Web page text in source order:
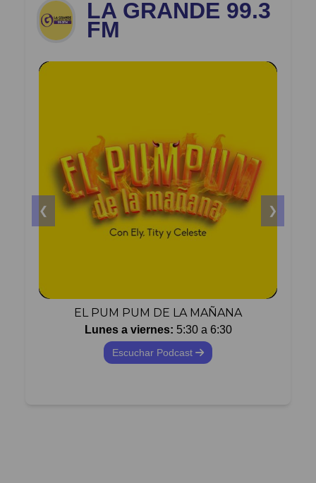
LA GRANDE 99.3
FM
EL PUM PUM DE LA MAÑANA
Lunes a viernes: 5:30 a 6:30
Escuchar Podcast
❮ ❯